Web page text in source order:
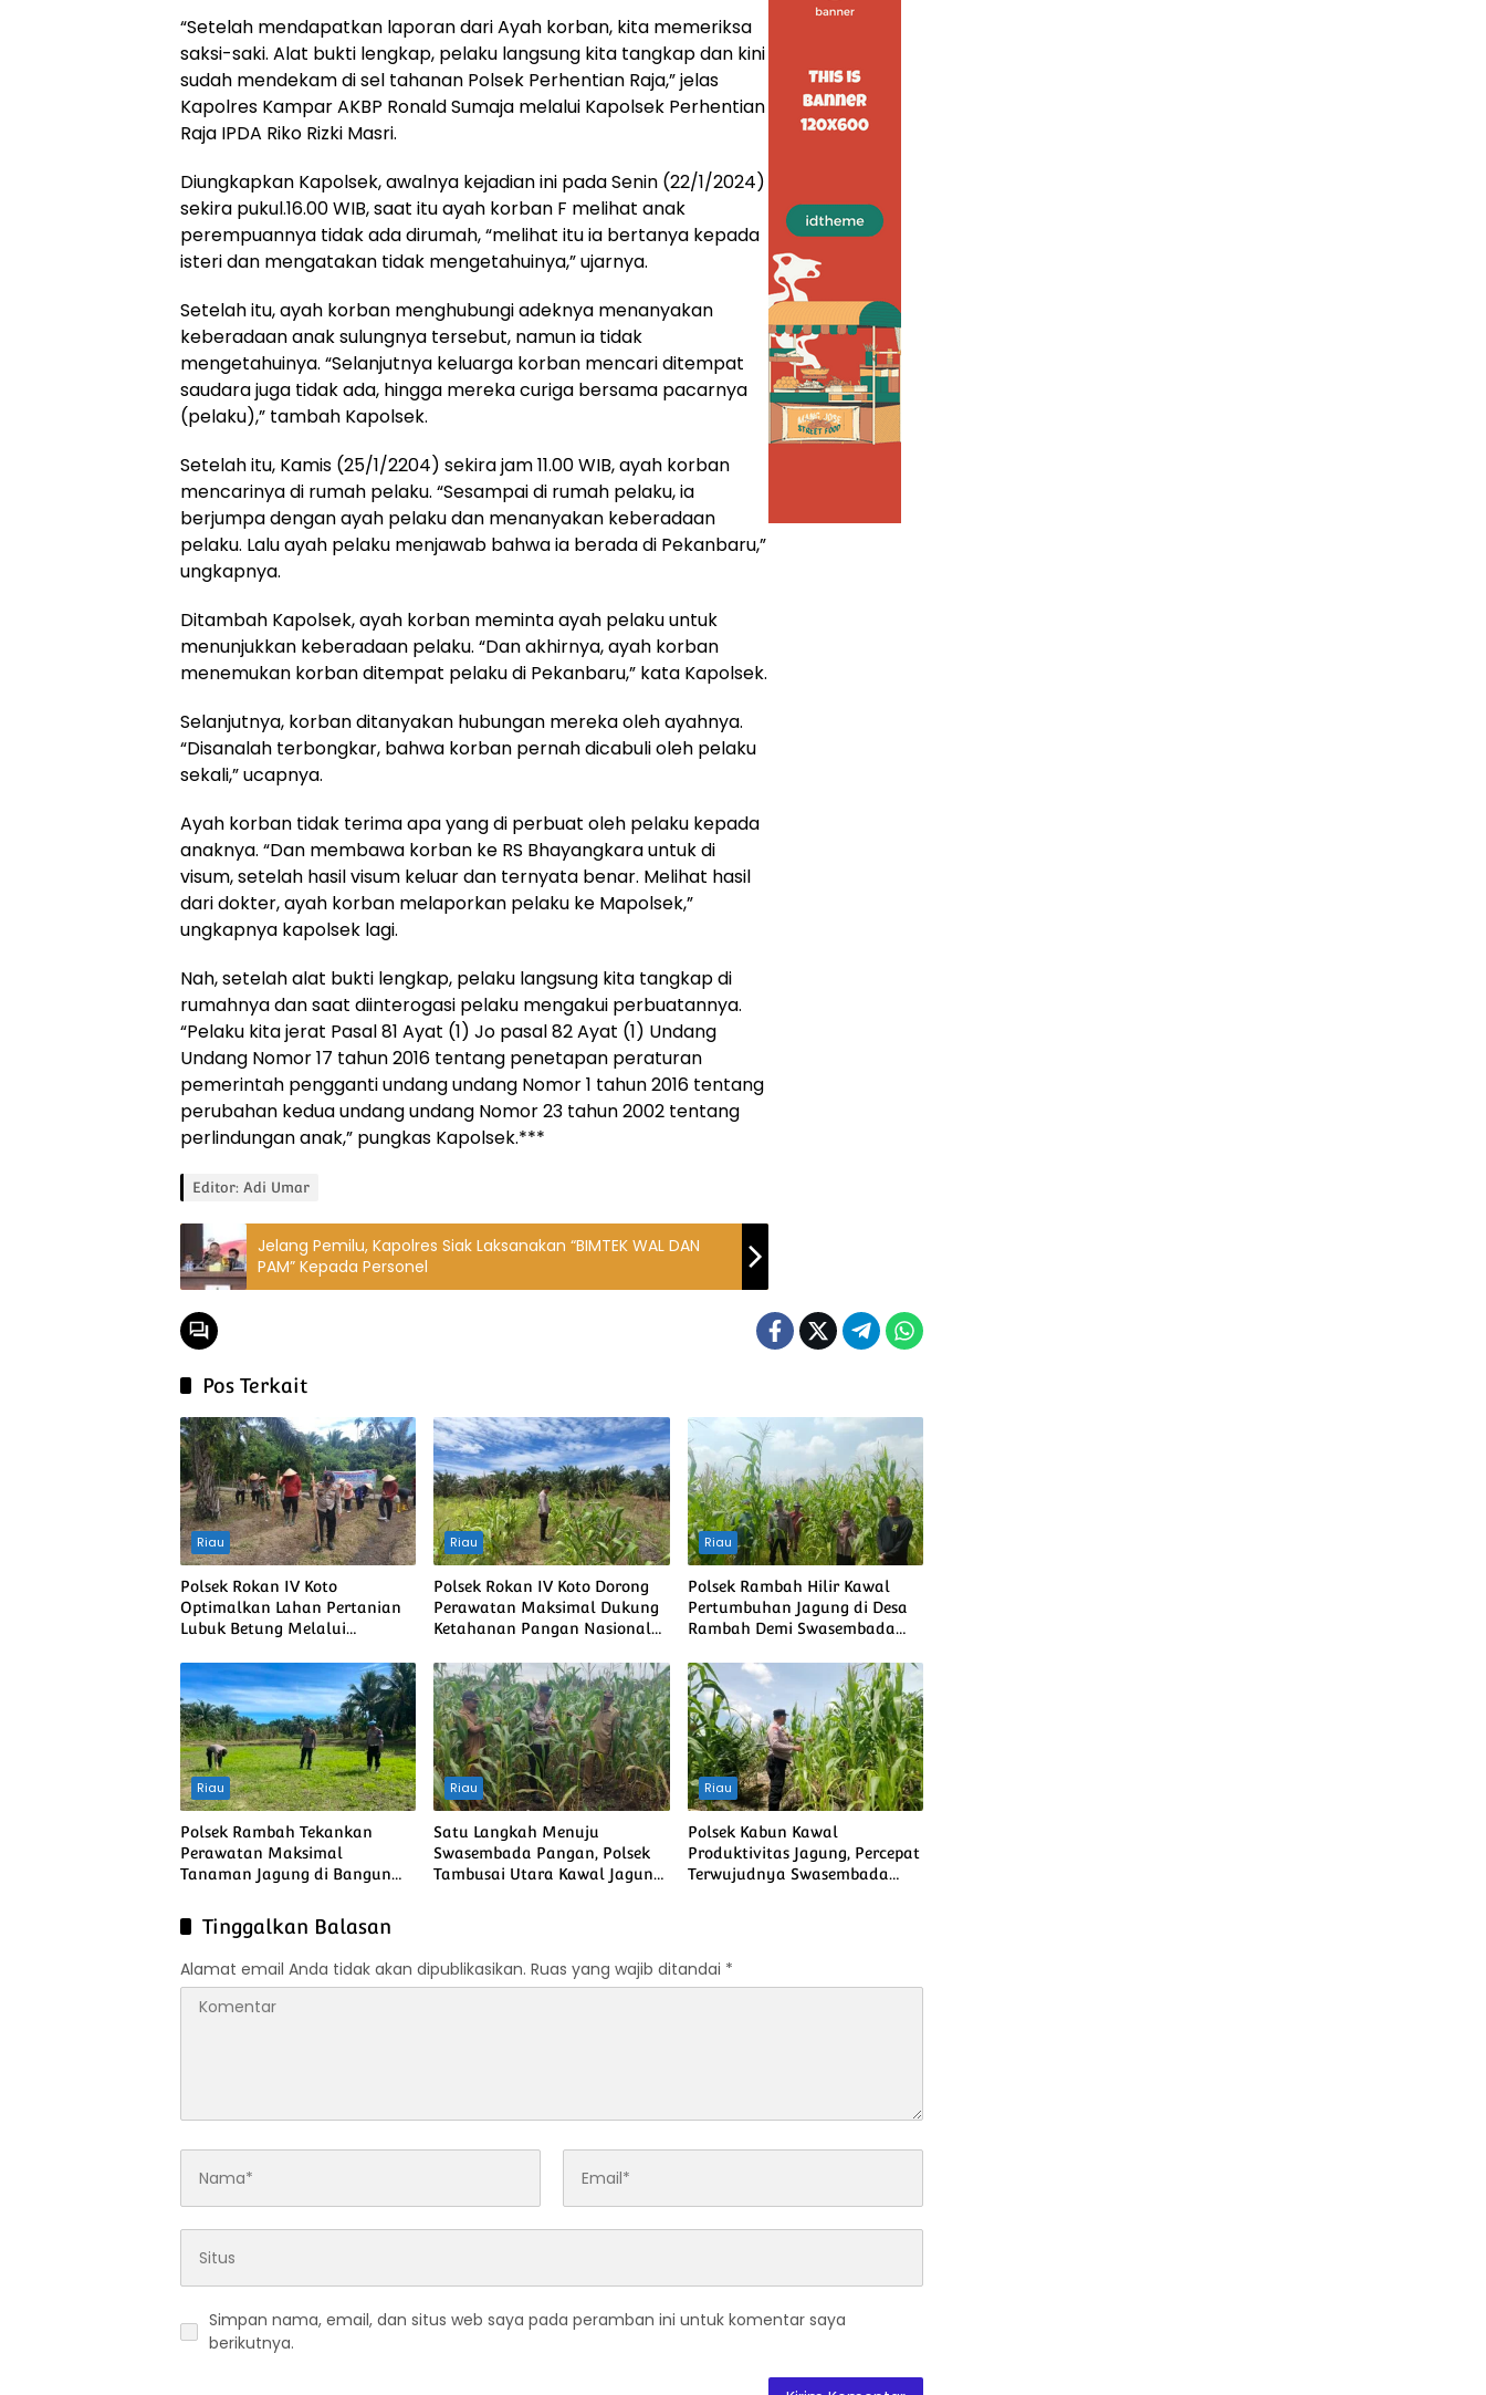
“Setelah mendapatkan laporan dari Ayah korban, kita memeriksa
saksi-saki. Alat bukti lengkap, pelaku langsung kita tangkap dan kini
sudah mendekam di sel tahanan Polsek Perhentian Raja,” jelas
Kapolres Kampar AKBP Ronald Sumaja melalui Kapolsek Perhentian
Raja IPDA Riko Rizki Masri.
Diungkapkan Kapolsek, awalnya kejadian ini pada Senin (22/1/2024)
sekira pukul.16.00 WIB, saat itu ayah korban F melihat anak
perempuannya tidak ada dirumah, “melihat itu ia bertanya kepada
isteri dan mengatakan tidak mengetahuinya,” ujarnya.
Setelah itu, ayah korban menghubungi adeknya menanyakan
keberadaan anak sulungnya tersebut, namun ia tidak
mengetahuinya. “Selanjutnya keluarga korban mencari ditempat
saudara juga tidak ada, hingga mereka curiga bersama pacarnya
(pelaku),” tambah Kapolsek.
Setelah itu, Kamis (25/1/2204) sekira jam 11.00 WIB, ayah korban
mencarinya di rumah pelaku. “Sesampai di rumah pelaku, ia
berjumpa dengan ayah pelaku dan menanyakan keberadaan
pelaku. Lalu ayah pelaku menjawab bahwa ia berada di Pekanbaru,”
ungkapnya.
Ditambah Kapolsek, ayah korban meminta ayah pelaku untuk
menunjukkan keberadaan pelaku. “Dan akhirnya, ayah korban
menemukan korban ditempat pelaku di Pekanbaru,” kata Kapolsek.
Selanjutnya, korban ditanyakan hubungan mereka oleh ayahnya.
“Disanalah terbongkar, bahwa korban pernah dicabuli oleh pelaku
sekali,” ucapnya.
Ayah korban tidak terima apa yang di perbuat oleh pelaku kepada
anaknya. “Dan membawa korban ke RS Bhayangkara untuk di
visum, setelah hasil visum keluar dan ternyata benar. Melihat hasil
dari dokter, ayah korban melaporkan pelaku ke Mapolsek,”
ungkapnya kapolsek lagi.
Nah, setelah alat bukti lengkap, pelaku langsung kita tangkap di
rumahnya dan saat diinterogasi pelaku mengakui perbuatannya.
“Pelaku kita jerat Pasal 81 Ayat (1) Jo pasal 82 Ayat (1) Undang
Undang Nomor 17 tahun 2016 tentang penetapan peraturan
pemerintah pengganti undang undang Nomor 1 tahun 2016 tentang
perubahan kedua undang undang Nomor 23 tahun 2002 tentang
perlindungan anak,” pungkas Kapolsek.***
Editor: Adi Umar
Jelang Pemilu, Kapolres Siak Laksanakan “BIMTEK WAL DAN
PAM” Kepada Personel
Pos Terkait
Riau
Polsek Rokan IV Koto
Optimalkan Lahan Pertanian
Lubuk Betung Melalui
Swasembada Pangan Nasional
Riau
Polsek Rokan IV Koto Dorong
Perawatan Maksimal Dukung
Ketahanan Pangan Nasional
Riau
Polsek Rambah Hilir Kawal
Pertumbuhan Jagung di Desa
Rambah Demi Swasembada
Riau
Polsek Rambah Tekankan
Perawatan Maksimal
Tanaman Jagung di Bangun
Ketahanan Pangan Nasional
Riau
Satu Langkah Menuju
Swasembada Pangan, Polsek
Tambusai Utara Kawal Jagung
Riau
Polsek Kabun Kawal
Produktivitas Jagung, Percepat
Terwujudnya Swasembada
Tinggalkan Balasan
Alamat email Anda tidak akan dipublikasikan. Ruas yang wajib ditandai *
Simpan nama, email, dan situs web saya pada peramban ini untuk komentar saya
berikutnya.